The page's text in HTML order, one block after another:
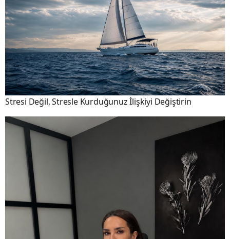
Stresi Değil, Stresle Kurduğunuz İlişkiyi Değiştirin